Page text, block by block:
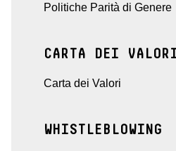
Politiche Parità di Genere
CARTA DEI
Carta dei Valori
WHISTLEBLOWING